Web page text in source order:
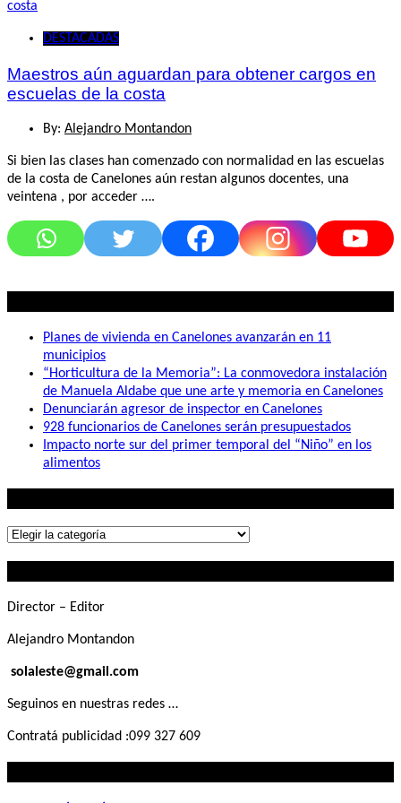
DESTACADAS
Maestros aún aguardan para obtener cargos en
escuelas de la costa
By: Alejandro Montandon
Si bien las clases han comenzado con normalidad en las escuelas
de la costa de Canelones aún restan algunos docentes, una
veintena , por acceder ….
Planes de vivienda en Canelones avanzarán en 11
municipios
“Horticultura de la Memoria”: La conmovedora instalación
de Manuela Aldabe que une arte y memoria en Canelones
Denunciarán agresor de inspector en Canelones
928 funcionarios de Canelones serán presupuestados
Impacto norte sur del primer temporal del “Niño” en los
alimentos
Lo
Director – Editor
Alejandro Montandon
solaleste@gmail.com
Seguinos en nuestras redes …
Contratá publicidad :099 327 609